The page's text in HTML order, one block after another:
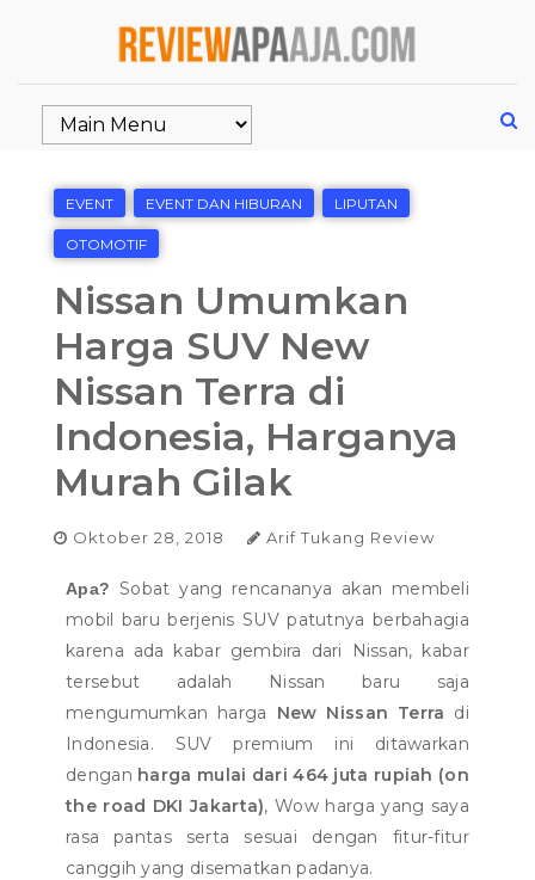
EVENT EVENT DAN HIBURAN LIPUTAN
OTOMOTIF
Nissan Umumkan
Harga SUV New
Nissan Terra di
Indonesia, Harganya
Murah Gilak
Oktober 28, 2018 Arif Tukang Review
Apa? Sobat yang rencananya akan membeli
mobil baru berjenis SUV patutnya berbahagia
karena ada kabar gembira dari Nissan, kabar
tersebut adalah Nissan baru saja
mengumumkan harga New Nissan Terra di
Indonesia. SUV premium ini ditawarkan
dengan harga mulai dari 464 juta rupiah (on
the road DKI Jakarta), Wow harga yang saya
rasa pantas serta sesuai dengan fitur-fitur
canggih yang disematkan padanya.